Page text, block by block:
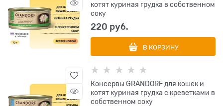
котят куриная грудка в собственном
соку
220 руб.
В КОРЗИНУ
Консервы GRANDORF для кошек и
котят куриная грудка с креветками в
собственном соку